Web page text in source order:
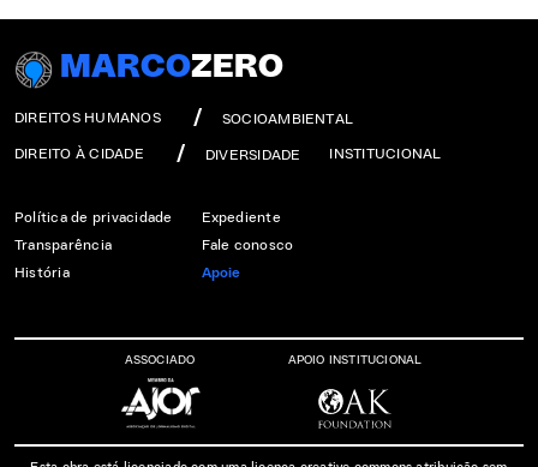
MARCOZERO
DIREITOS HUMANOS SOCIOAMBIENTAL
DIREITO À CIDADE DIVERSIDADE INSTITUCIONAL
Política de privacidade
Transparência
História
Expediente
Fale conosco
Apoie
ASSOCIADO APOIO INSTITUCIONAL